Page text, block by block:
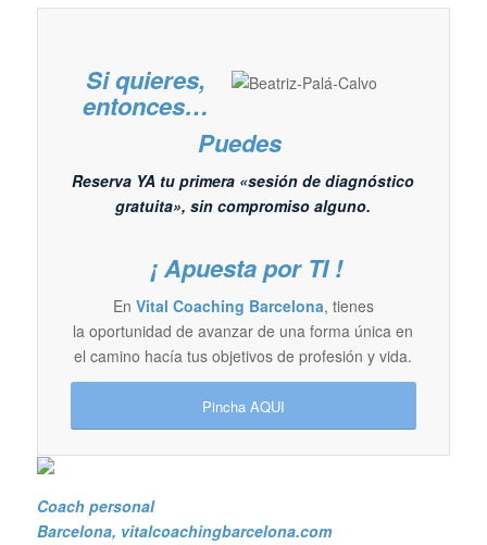
Si quieres,
entonces…
Puedes
Reserva YA tu primera «sesión de diagnóstico
gratuita», sin compromiso alguno.
¡ Apuesta por TI !
En Vital Coaching Barcelona, tienes
la oportunidad de avanzar de una forma única en
el camino hacía tus objetivos de profesión y vida.
Pincha AQUI
Coach personal
Barcelona, vitalcoachingbarcelona.com